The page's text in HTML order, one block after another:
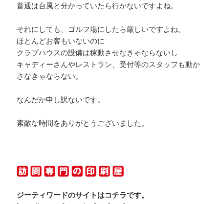
普通は台風と分かっていたら行かないですよね。
それにしても、ゴルフ場にしたら厳しいですよね。
ほとんどお客もいないのに
クラブハウスの設備は稼動させなきゃならないし
キャディーさんやレストラン、受付等のスタッフも動か
さなきゃならない。
なんだか申し訳ないです。
素敵な時間をありがとうございました。
ジーティワードのサイトはコチラです。